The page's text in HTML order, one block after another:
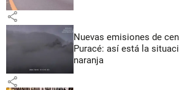
share
Nuevas emisiones de
Puracé: así está la
naranja
share